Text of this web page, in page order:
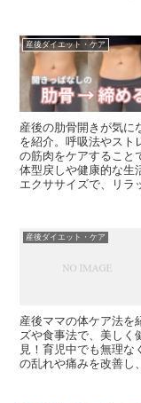
産後ダイエット・ケア
産後の肋骨開きが気に
を紹介。呼吸法やスト
の筋肉をケアすること
体型戻しや健康的な生
エクササイズで、リラ
産後ダイエット・ケア
産後ママの体ケア法を
ズや食事法で、美しく
見！育児中でも無理な
の乱れや痛みを改善し